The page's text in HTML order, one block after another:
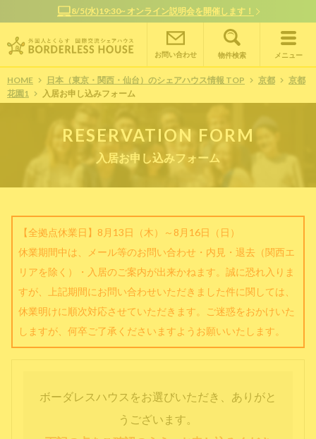
8/5(水)19:30~ オンライン説明会を開催します！
お問い合わせ 物件検索 メニュー
HOME 日本（東京・関西・仙台）のシェアハウス情報 TOP 京都
京都
花園1
入居お申し込みフォーム
RESERVATION FORM
入居お申し込みフォーム
【全拠点休業日】8月13日（木）～8月16日（日）
休業期間中は、メール等のお問い合わせ・内見・退去（関西エ
リアを除く）・入居のご案内が出来かねます。誠に恐れ入りま
すが、上記期間にお問い合わせいただきました件に関しては、
休業明けに順次対応させていただきます。ご迷惑をおかけいた
しますが、何卒ご了承くださいますようお願いいたします。
ボーダレスハウスをお選びいただき、ありがと
うございます。